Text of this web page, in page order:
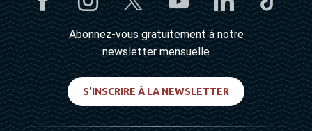
Abonnez-vous gratuitement à notre
newsletter mensuelle
S'INSCRIRE À LA NEWSLETTER